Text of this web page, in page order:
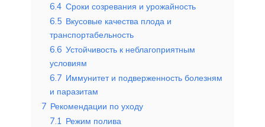
6.4 Сроки созревания и урожайность
6.5 Вкусовые качества плода и
транспортабельность
6.6 Устойчивость к неблагоприятным
условиям
6.7 Иммунитет и подверженность болезням
и паразитам
7 Рекомендации по уходу
7.1 Режим полива